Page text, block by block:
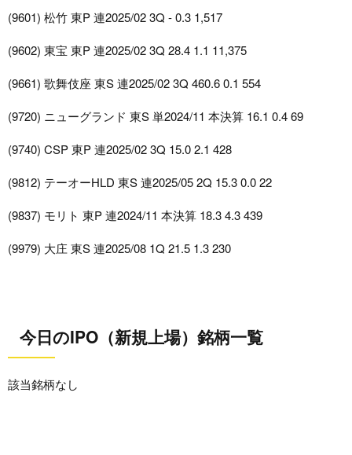
(9601) 松竹 東P 連2025/02 3Q - 0.3 1,517
(9602) 東宝 東P 連2025/02 3Q 28.4 1.1 11,375
(9661) 歌舞伎座 東S 連2025/02 3Q 460.6 0.1 554
(9720) ニューグランド 東S 単2024/11 本決算 16.1 0.4 69
(9740) CSP 東P 連2025/02 3Q 15.0 2.1 428
(9812) テーオーHLD 東S 連2025/05 2Q 15.3 0.0 22
(9837) モリト 東P 連2024/11 本決算 18.3 4.3 439
(9979) 大庄 東S 連2025/08 1Q 21.5 1.3 230
今日のIPO（新規上場）銘柄一覧
該当銘柄なし